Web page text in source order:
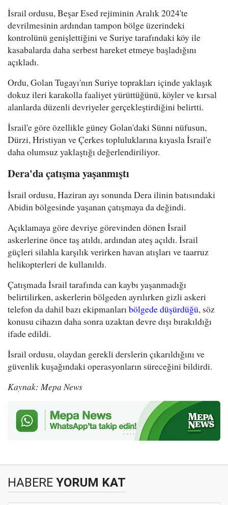
İsrail ordusu, Beşar Esed rejiminin Aralık 2024'te
devrilmesinin ardından tampon bölge üzerindeki
kontrolünü genişlettiğini ve Suriye tarafındaki köy ile
kasabalarda daha serbest hareket etmeye başladığını
açıkladı.
Ordu, Golan Tugayı'nın Suriye toprakları içinde yaklaşık
dokuz ileri karakolla faaliyet yürüttüğünü, köyler ve kırsal
alanlarda düzenli devriyeler gerçekleştirdiğini belirtti.
İsrail'e göre özellikle güney Golan'daki Sünni nüfusun,
Dürzi, Hristiyan ve Çerkes topluluklarına kıyasla İsrail'e
daha olumsuz yaklaştığı değerlendiriliyor.
Dera'da çatışma yaşanmıştı
İsrail ordusu, Haziran ayı sonunda Dera ilinin batısındaki
Abidin bölgesinde yaşanan çatışmaya da değindi.
Açıklamaya göre devriye görevinden dönen İsrail
askerlerine önce taş atıldı, ardından ateş açıldı. İsrail
güçleri silahla karşılık verirken havan atışları ve taarruz
helikopterleri de kullanıldı.
Çatışmada İsrail tarafında can kaybı yaşanmadığı
belirtilirken, askerlerin bölgeden ayrılırken gizli askeri
telefon da dahil bazı ekipmanlarıbölgede düşürdüğü, söz
konusu cihazın daha sonra uzaktan devre dışı bırakıldığı
ifade edildi.
İsrail ordusu, olaydan gerekli derslerin çıkarıldığını ve
güvenlik kuşağındaki operasyonların süreceğini bildirdi.
Kaynak: Mepa News
HABERE YORUM KAT